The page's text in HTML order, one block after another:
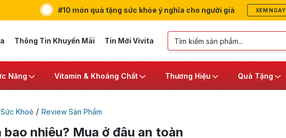
#10 món quà tặng sức khỏe ý nghĩa cho người già XEM NGAY
Thông Tin Khuyến Mãi Tin Mới Vivita
Năng Vitamin & Khoáng Chất Thương Hiệu Quà Tặng
Khoẻ / Review Sản Phẩm
nhiêu? Mua ở đâu an toàn